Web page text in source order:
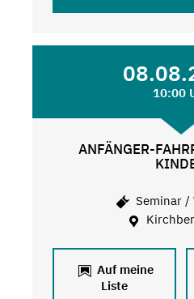
10:00
ANFÄNGER-
Seminar /
Auf meine
Liste